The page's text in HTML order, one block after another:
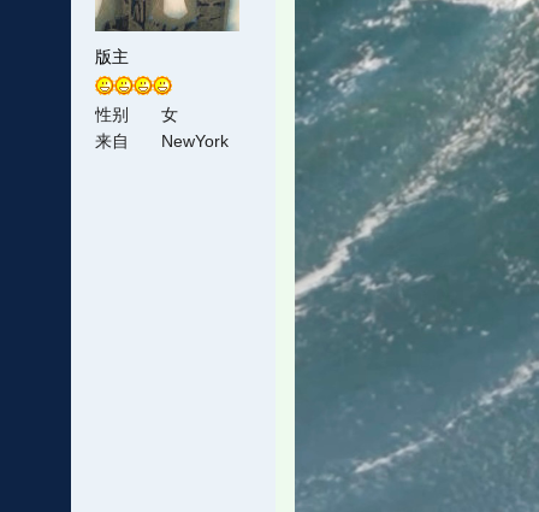
版主
性别
女
来自
NewYork